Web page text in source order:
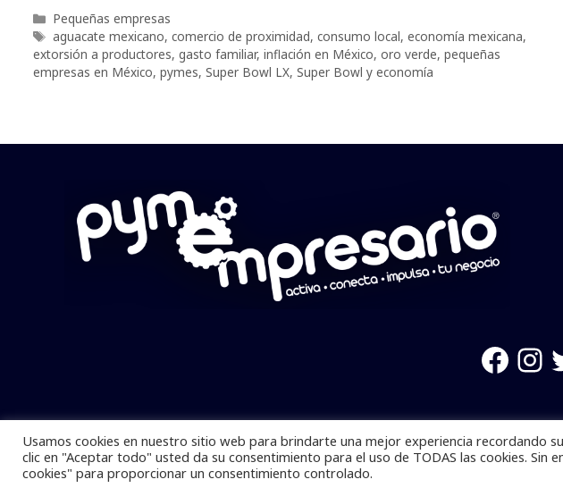
Categorías
Pequeñas empresas
Etiquetas
aguacate mexicano, comercio de proximidad, consumo local, economía mexicana,
extorsión a productores, gasto familiar, inflación en México, oro verde, pequeñas
empresas en México, pymes, Super Bowl LX, Super Bowl y economía
Pymempresario © 2025 Todos los derechos reservados. Se
Usamos cookies en nuestro sitio web para brindarte una mejor experiencia recordando
clic en "Aceptar todo" usted da su consentimiento para el uso de TODAS las cookies. Sin
cookies" para proporcionar un consentimiento controlado.